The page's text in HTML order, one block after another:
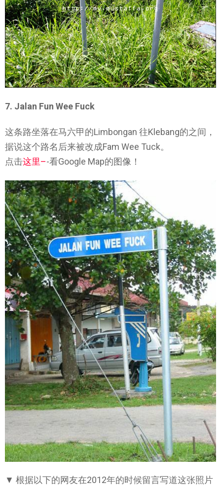
7. Jalan Fun Wee Fuck
这条路坐落在马六甲的Limbongan 往Klebang的之间，
据说这个路名后来被改成Fam Wee Tuck。
点击这里–-看Google Map的图像！
▼ 根据以下的网友在2012年的时候留言写道这张照片